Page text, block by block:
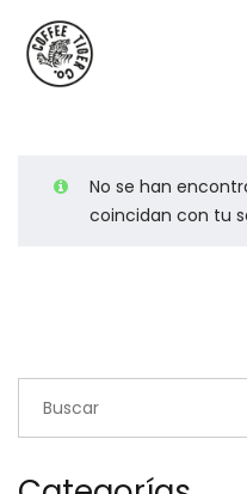
No se han
coincidan con tu